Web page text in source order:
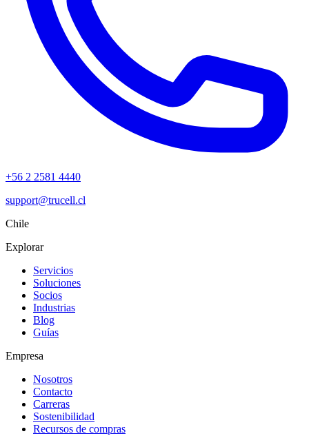
+56 2 2581 4440
support@trucell.cl
Chile
Explorar
Servicios
Soluciones
Socios
Industrias
Blog
Guías
Empresa
Nosotros
Contacto
Carreras
Sostenibilidad
Recursos de compras